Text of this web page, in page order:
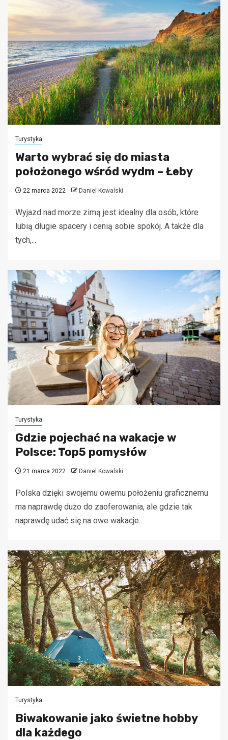
Turystyka
Warto wybrać się do miasta
położonego wśród wydm – Łeby
22 marca 2022 Daniel Kowalski
Wyjazd nad morze zimą jest idealny dla osób, które
lubią długie spacery i cenią sobie spokój. A także dla
tych,...
Turystyka
Gdzie pojechać na wakacje w
Polsce: Top5 pomysłów
21 marca 2022 Daniel Kowalski
Polska dzięki swojemu owemu położeniu graficznemu
ma naprawdę dużo do zaoferowania, ale gdzie tak
naprawdę udać się na owe wakacje...
Turystyka
Biwakowanie jako świetne hobby
dla każdego